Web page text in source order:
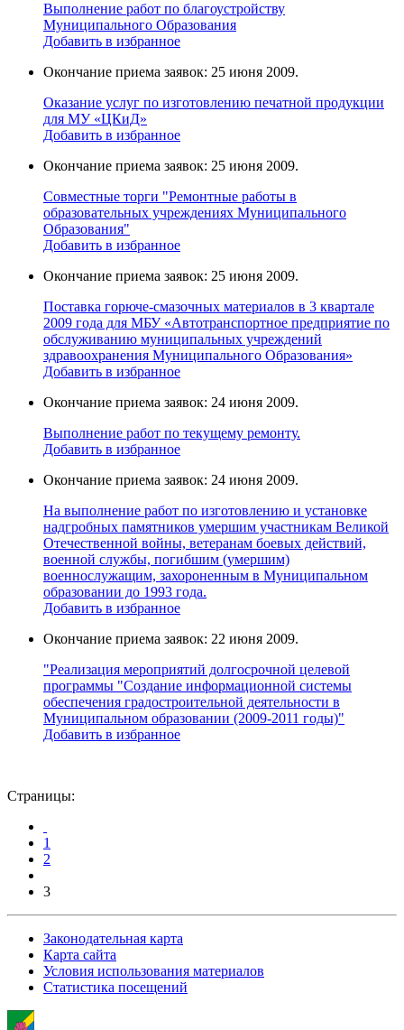
Выполнение работ по благоустройству
Муниципального Образования
Добавить в избранное
Окончание приема заявок: 25 июня 2009.
Оказание услуг по изготовлению печатной продукции
для МУ «ЦКиД»
Добавить в избранное
Окончание приема заявок: 25 июня 2009.
Cовместные торги "Ремонтные работы в
образовательных учреждениях Муниципального
Образования"
Добавить в избранное
Окончание приема заявок: 25 июня 2009.
Поставка горюче-смазочных материалов в 3 квартале
2009 года для МБУ «Автотранспортное предприятие по
обслуживанию муниципальных учреждений
здравоохранения Муниципального Образования»
Добавить в избранное
Окончание приема заявок: 24 июня 2009.
Выполнение работ по текущему ремонту.
Добавить в избранное
Окончание приема заявок: 24 июня 2009.
На выполнение работ по изготовлению и установке
надгробных памятников умершим участникам Великой
Отечественной войны, ветеранам боевых действий,
военной службы, погибшим (умершим)
военнослужащим, захороненным в Муниципальном
образовании до 1993 года.
Добавить в избранное
Окончание приема заявок: 22 июня 2009.
"Реализация мероприятий долгосрочной целевой
программы "Создание информационной системы
обеспечения градостроительной деятельности в
Муниципальном образовании (2009-2011 годы)"
Добавить в избранное
Страницы:
1
2
3
Законодательная карта
Карта сайта
Условия использования материалов
Статистика посещений